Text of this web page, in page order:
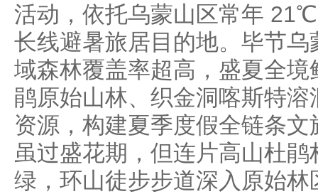
活动，依托乌蒙山区常年
长线避暑旅居目的地。毕节
域森林覆盖率超高，盛夏全
鹃原始山林、织金洞喀斯特
资源，构建夏季度假全链条
虽过盛花期，但连片高山杜
绿，环山徒步步道深入原始